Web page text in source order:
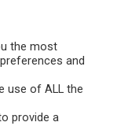
cookie
the most
and
use of ALL the
provide a